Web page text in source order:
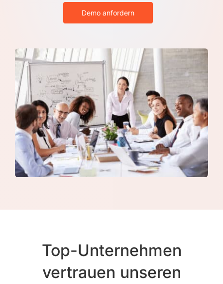
Demo anfordern
Top-Unternehmen
vertrauen unseren